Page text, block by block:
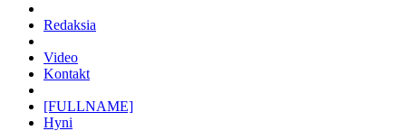
Redaksia
Video
Kontakt
[FULLNAME]
Hyni